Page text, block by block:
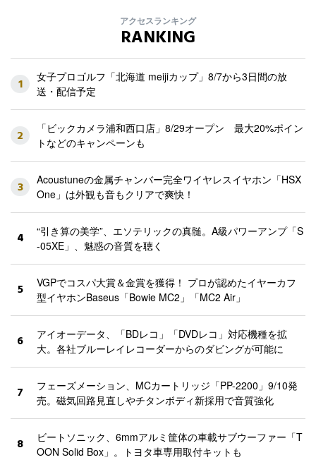
アクセスランキング
RANKING
1
女子プロゴルフ「北海道 meijiカップ」8/7から3日間の放
送・配信予定
2
「ビックカメラ浦和西口店」8/29オープン 最大20%ポイン
トなどのキャンペーンも
3
Acoustuneの金属チャンバー完全ワイヤレスイヤホン「HSX
One」は外観も音もクリアで爽快！
4
“引き算の美学”、エソテリックの真髄。A級パワーアンプ「S
-05XE」、魅惑の音質を聴く
5
VGPでコスパ大賞＆金賞を獲得！ プロが認めたイヤーカフ
型イヤホンBaseus「Bowie MC2」「MC2 Air」
6
アイオーデータ、「BDレコ」「DVDレコ」対応機種を拡
大。各社ブルーレイレコーダーからのダビングが可能に
7
フェーズメーション、MCカートリッジ「PP-2200」9/10発
売。磁気回路見直しやチタンボディ新採用で音質強化
8
ビートソニック、6mmアルミ筐体の車載サブウーファー「T
OON Solid Box」。トヨタ車専用取付キットも